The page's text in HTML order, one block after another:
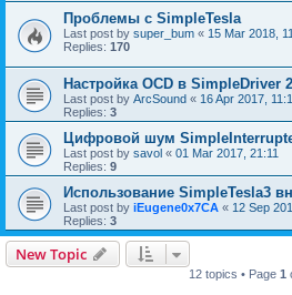
Проблемы с SimpleTesla
Last post by super_bum « 15 Mar 2018,
Replies: 170
Настройка OCD в SimpleDriver
Last post by ArcSound « 16 Apr 2017,
Replies: 3
Цифровой шум
Last post by savol « 01 Mar 2017, 21:11
Replies: 9
Использование SimpleTesla3
Last post by iEugene0x7CA « 12 Sep
Replies: 3
New Topic
12 topics • Page 1